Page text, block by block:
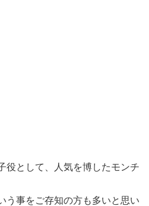
役として、人気を博したモンチ
う事をご存知の方も多いと思い